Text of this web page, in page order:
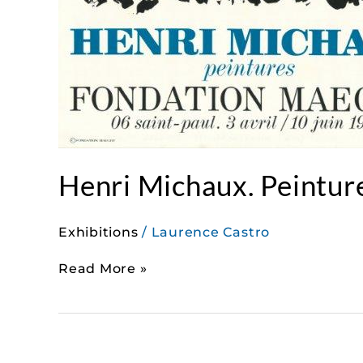
Henri Michaux.
Exhibitions / Laurence Castro
Read More »